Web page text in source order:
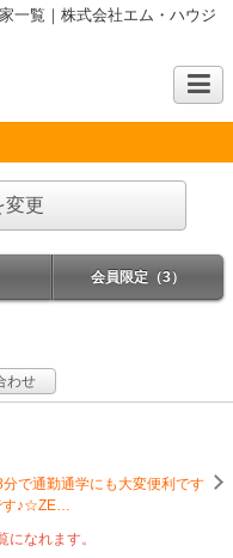
一覧｜株式会社エム・ハウジ
変更
会員限定（3）
わせ
で通勤通学にも大変便利です
す♪☆ZE…
になれます。